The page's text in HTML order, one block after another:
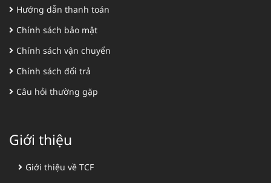
Hướng dẫn thanh toán
Chính sách bảo mật
Chính sách vận chuyển
Chính sách đổi trả
Câu hỏi thường gặp
Giới thiệu
Giới thiệu về TCF